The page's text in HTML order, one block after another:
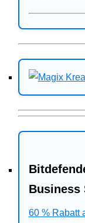
Business
60 % Rabatt